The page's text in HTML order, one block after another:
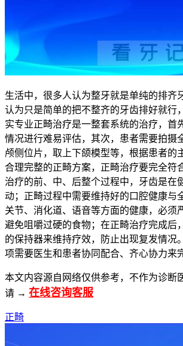
生活中，很多人认为整牙就是单纯的排齐
认为只是简单的把不整齐的牙齿排好就行
实专业正畸治疗是一整套系统的治疗，首
情况进行难易评估，其次，患者需要拍摄
颅侧位片，取上下颌模型等，根据患者的
合理完整的正畸方案，正畸治疗要完全符
治疗的前、中、后整个过程中，牙齿是在
动；正畸过程中需要维持好的口腔健康与
关节、消化道、语音等方面的健康，必须
避免咀嚼过硬的食物；在正畸治疗完成后
的保持器来维持疗效，防止出现复发情况
项需要医生和患者协同配合、齐心协力来
本文内容源自网络仅供参考，不作为诊断
请 → 在线咨询客服
正畸